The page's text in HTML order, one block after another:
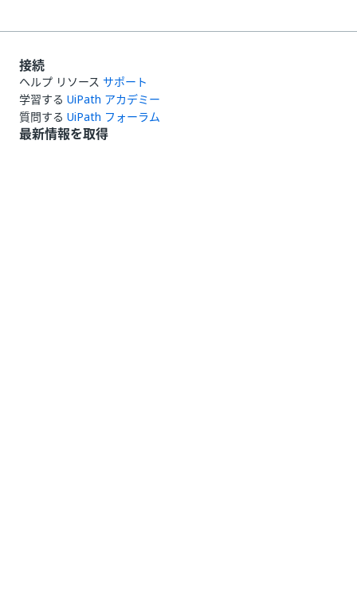
接続
ヘルプ リソース サポート
学習する UiPath アカデミー
質問する UiPath フォーラム
最新情報を取得